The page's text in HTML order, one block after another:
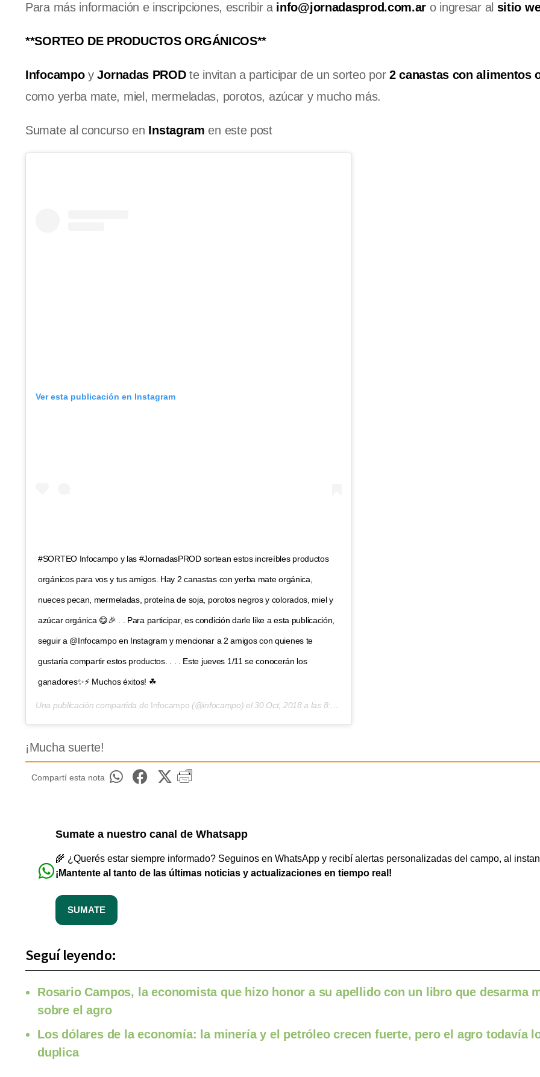
Para más información e inscripciones, escribir a info@jornadasprod.com.ar o ingresar al sitio
**SORTEO DE PRODUCTOS ORGÁNICOS**
InfocampoyJornadas PRODte invitan a participar de un sorteo por 2 canastas con alimentos
como yerba mate, miel, mermeladas, porotos, azúcar y mucho más.
Sumate al concurso en Instagram en este post
Ver esta publicación en Instagram
#SORTEO Infocampo y las #JornadasPROD sortean estos increíbles productos
orgánicos para vos y tus amigos. Hay 2 canastas con yerba mate orgánica,
nueces pecan, mermeladas, proteína de soja, porotos negros y colorados, miel y
azúcar orgánica 😋🎉 . . Para participar, es condición darle like a esta publicación,
seguir a @Infocampo en Instagram y mencionar a 2 amigos con quienes te
gustaría compartir estos productos. . . . Este jueves 1/11 se conocerán los
ganadores✨⚡ Muchos éxitos! ☘
Una publicación compartida de Infocampo (@infocampo) el 30 Oct, 2018 a las 8:25 PDT
¡Mucha suerte!
Compartí esta nota
Sumate a nuestro canal de Whatsapp
🌾 ¿Querés estar siempre informado? Seguinos en WhatsApp y recibí alertas personalizadas del campo, al
¡Mantente al tanto de las últimas noticias y actualizaciones en tiempo real!
SUMATE
Seguí leyendo:
Rosario Campos, la economista que hizo honor a su apellido con un libro que desarma
sobre el agro
Los dólares de la economía: la minería y el petróleo crecen fuerte, pero el agro todavía
duplica